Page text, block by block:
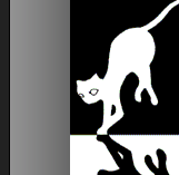
ジャコウネコの棲む森
ぼんやりweblog
ぼうやあんweblog
WindowsFAQ
駄歌詞屋本舗
午後のこ～だ
Anison Generation -ア
ネレーション-
アニソン★歌詞検索